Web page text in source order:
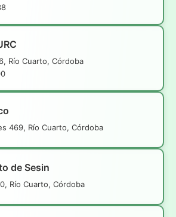
Río Cuarto, Córdoba
469, Río Cuarto, Córdoba
de Sesin
Río Cuarto, Córdoba